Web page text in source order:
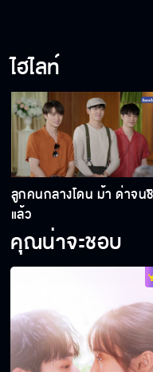
ค
สงสัย
อย่
โท
พั
ไฮไลท์
ลูกคนกลางโดน ม้า ด่าจน
แล้ว
คุณน่าจะชอบ